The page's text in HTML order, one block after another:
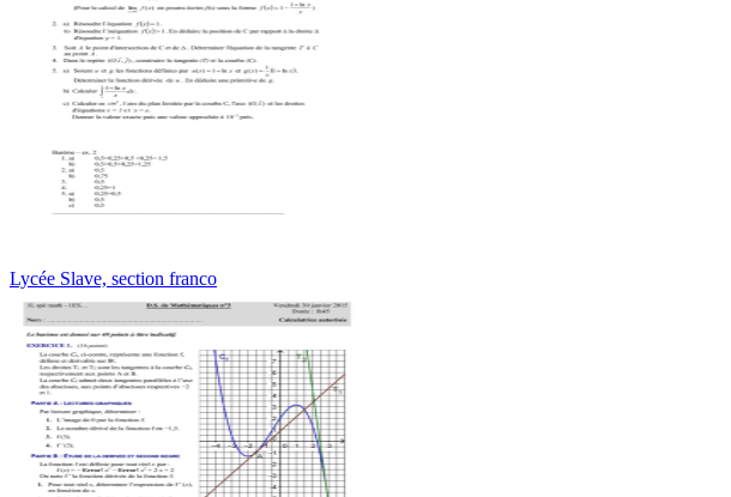
Lycée Slave, section franco